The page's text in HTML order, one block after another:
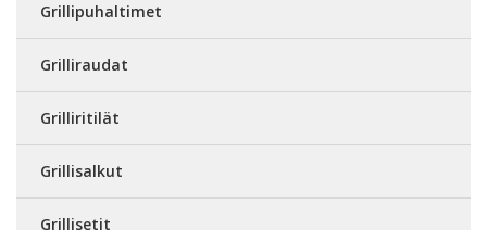
Grillipuhaltimet
Grilliraudat
Grilliritilät
Grillisalkut
Grillisetit